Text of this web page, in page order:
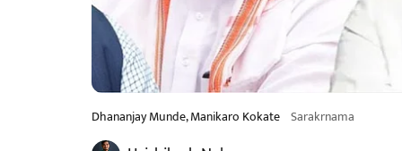
Dhananjay Munde, Manikaro Kokate Sarakrnama